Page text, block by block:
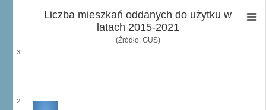
Liczba mieszkań oddanych do użytku w
latach 2015-2021
(Źródło: GUS)
2
3